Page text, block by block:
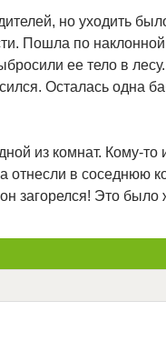
но уходить
Пошла по
ее тело в
Осталась одна
из комнат. Кому-
отнесли в соседнюю
загорелся! Это было